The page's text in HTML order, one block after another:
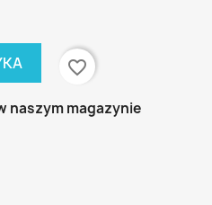
favorite_border
naszym magazynie